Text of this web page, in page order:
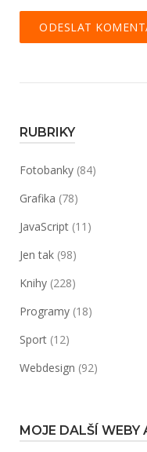
RUBRIKY
Fotobanky (84)
Grafika (78)
JavaScript (11)
Jen tak (98)
Knihy (228)
Programy (18)
Sport (12)
Webdesign (92)
MOJE DALŠÍ WEBY